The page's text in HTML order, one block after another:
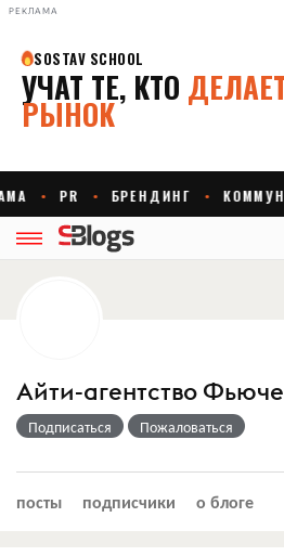
РЕКЛАМА
Айти-агентство Фьюче
Подписаться Пожаловаться
посты подписчики о блоге